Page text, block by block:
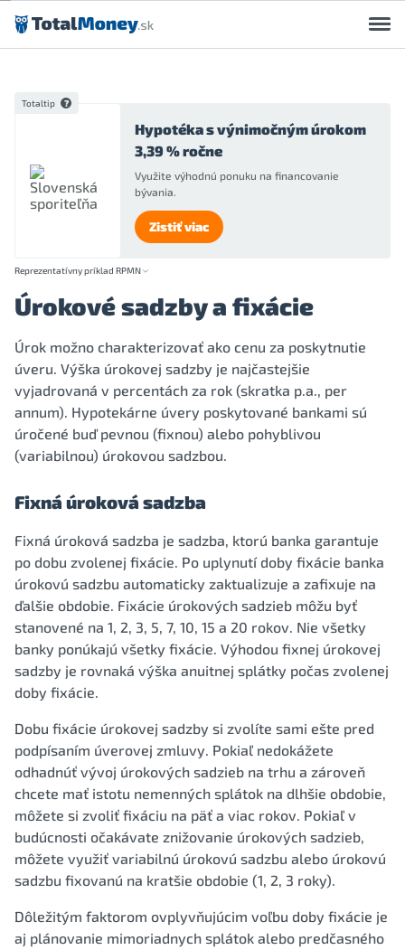
Preskočiť na obsah
Totaltip
Hypotéka s výnimočným úrokom
3,39 % ročne
Využite výhodnú ponuku na financovanie
bývania.
Zistiť viac
Reprezentatívny príklad RPMN
Úrokové sadzby a fixácie
Úrok možno charakterizovať ako cenu za poskytnutie
úveru. Výška úrokovej sadzby je najčastejšie
vyjadrovaná v percentách za rok (skratka p.a., per
annum). Hypotekárne úvery poskytované bankami sú
úročené buď pevnou (fixnou) alebo pohyblivou
(variabilnou) úrokovou sadzbou.
Fixná úroková sadzba
Fixná úroková sadzba je sadzba, ktorú banka garantuje
po dobu zvolenej fixácie. Po uplynutí doby fixácie banka
úrokovú sadzbu automaticky zaktualizuje a zafixuje na
ďalšie obdobie. Fixácie úrokových sadzieb môžu byť
stanovené na 1, 2, 3, 5, 7, 10, 15 a 20 rokov. Nie všetky
banky ponúkajú všetky fixácie. Výhodou fixnej úrokovej
sadzby je rovnaká výška anuitnej splátky počas zvolenej
doby fixácie.
Dobu fixácie úrokovej sadzby si zvolíte sami ešte pred
podpísaním úverovej zmluvy. Pokiaľ nedokážete
odhadnúť vývoj úrokových sadzieb na trhu a zároveň
chcete mať istotu nemenných splátok na dlhšie obdobie,
môžete si zvoliť fixáciu na päť a viac rokov. Pokiaľ v
budúcnosti očakávate znižovanie úrokových sadzieb,
môžete využiť variabilnú úrokovú sadzbu alebo úrokovú
sadzbu fixovanú na kratšie obdobie (1, 2, 3 roky).
Dôležitým faktorom ovplyvňujúcim voľbu doby fixácie je
aj plánovanie mimoriadnych splátok alebo predčasného